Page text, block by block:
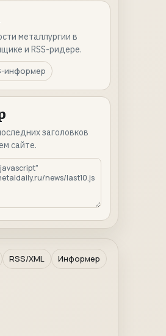
металлургии в
и RSS-ридере.
информер
заголовков
сайте.
RSS/XML Информер